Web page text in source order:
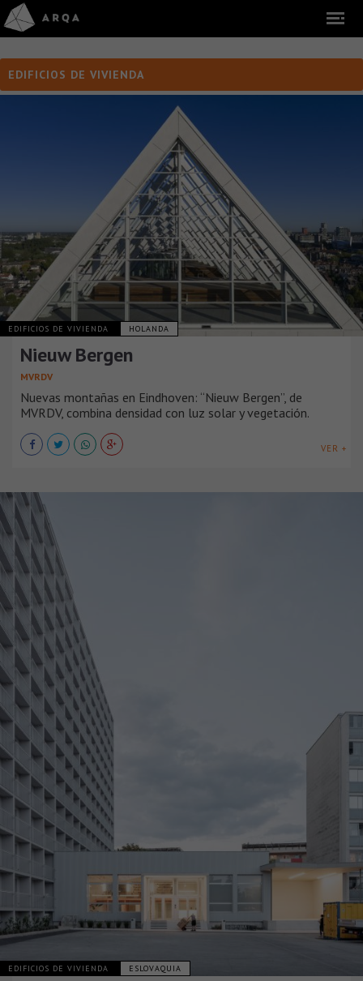
EDIFICIOS DE VIVIENDA
EDIFICIOS DE VIVIENDA HOLANDA
Nieuw Bergen
MVRDV
Nuevas montañas en Eindhoven: “Nieuw Bergen”, de
MVRDV, combina densidad con luz solar y vegetación.
VER +
EDIFICIOS DE VIVIENDA ESLOVAQUIA